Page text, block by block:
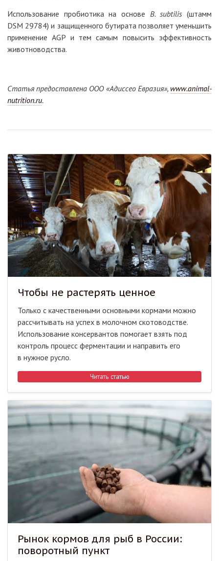
Использование пробиотика на основе B. subtilis(штамм
DSM 29784) и защищенного бутирата позволяет уменьшить
применение AGP и тем самым повысить эффективность
животноводства.
Статья предоставлена ООО «Адиссео Евразия», www.animal-
nutrition.ru.
Чтобы не растерять ценное
Только с качественными основными кормами можно
рассчитывать на успех в молочном скотоводстве.
Использование консервантов помогает взять под
контроль процесс ферментации и направить его
в нужное русло.
Читать статью
Рынок кормов для рыб в России:
поворотный пункт